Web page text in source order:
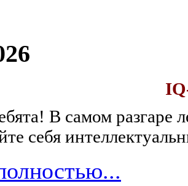
В самом разгаре
себя